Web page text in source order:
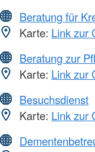
Beratung für
Karte: Link zur
Beratung zur
Karte: Link zur
Besuchsdienst
Karte: Link zur